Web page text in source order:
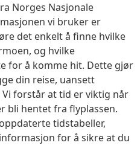
Norges Nasjonale
vi bruker er
det enkelt å finne hvilke
og hvilke
for å komme hit. Dette gjør
din reise, uansett
forstår at tid er viktig når
bli hentet fra flyplassen.
tidstabeller,
for å sikre at du